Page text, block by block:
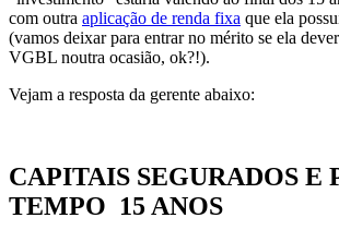
com outra aplicação de renda fixa que ela
(vamos deixar para entrar no mérito se ela
VGBL noutra ocasião, ok?!).
Vejam a resposta da gerente abaixo:
CAPITAIS SEGURADOS E
TEMPO 15ANOS